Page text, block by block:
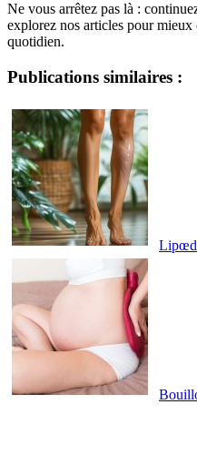
Ne vous arrêtez pas là :
explorez nos articles pour mieux
quotidien.
Publications similaires :